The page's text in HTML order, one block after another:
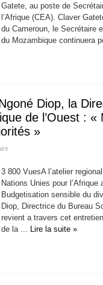
Gatete, au poste de
l’Afrique (CEA). Claver
du Cameroun, le Secrétaire
du Mozambique continuera
Diop, la
de l’Ouest :
»
3 800 VuesA l’atelier
Nations Unies pour
Budgetisation sensible du
Diop, Directrice du Bureau
revient a travers cet
de la ... Lire la suite »